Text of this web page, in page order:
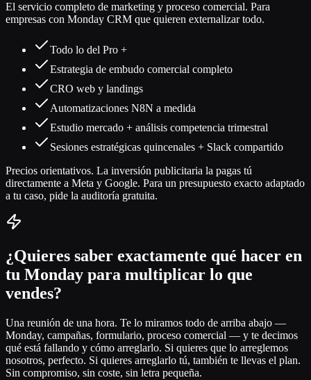
El servicio completo de marketing y proceso comercial. Para
empresas con Monday CRM que quieren externalizar todo.
Todo lo del Pro +
Estrategia de embudo comercial completo
CRO web y landings
Automatizaciones N8N a medida
Estudio mercado + análisis competencia trimestral
Sesiones estratégicas quincenales + Slack compartido
Precios orientativos. La inversión publicitaria la pagas tú
directamente a Meta y Google. Para un presupuesto exacto adaptado
a tu caso, pide la auditoría gratuita.
¿Quieres saber exactamente qué hacer en
tu Monday para multiplicar lo que
vendes?
Una reunión de una hora. Te lo miramos todo de arriba abajo —
Monday, campañas, formulario, proceso comercial — y te decimos
qué está fallando y cómo arreglarlo. Si quieres que lo arreglemos
nosotros, perfecto. Si quieres arreglarlo tú, también te llevas el plan.
Sin compromiso, sin coste, sin letra pequeña.